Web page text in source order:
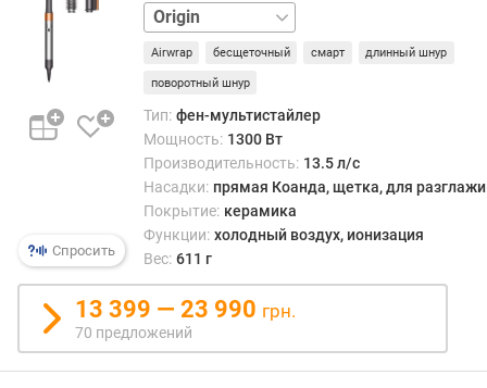
а
м
/
с
)
у
ш
н
ы
й
п
Спросить
BasicDiffuse
Limited
EditionVolumise
SE
Airwrap бесщеточный смарт длинный шнур
поворотный шнур
Тип: фен-мультистайлер
Мощность: 1300 Вт
Производительность: 13.5 л/с
Насадки: прямая Коанда, щетка, для
Покрытие: керамика
Функции: холодный воздух, ионизация
Вес: 611 г
13 399 — 23 990 грн.
70 предложений